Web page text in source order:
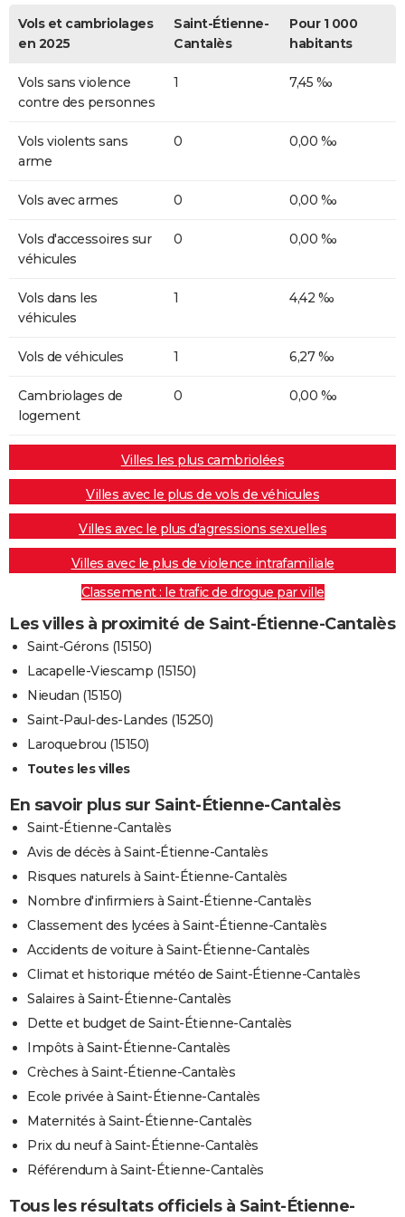
Vols et cambriolages
en 2025
Saint-Étienne-
Cantalès
Pour 1 000
habitants
Vols sans violence
contre des personnes
1 7,45 ‰
Vols violents sans
arme
0 0,00 ‰
Vols avec armes 0 0,00 ‰
Vols d'accessoires sur
véhicules
0 0,00 ‰
Vols dans les
véhicules
1 4,42 ‰
Vols de véhicules 1 6,27 ‰
Cambriolages de
logement
0 0,00 ‰
Villes les plus cambriolées
Villes avec le plus de vols de véhicules
Villes avec le plus d'agressions sexuelles
Villes avec le plus de violence intrafamiliale
Classement : le trafic de drogue par ville
Les villes à proximité de Saint-Étienne-Cantalès
Saint-Gérons (15150)
Lacapelle-Viescamp (15150)
Nieudan (15150)
Saint-Paul-des-Landes (15250)
Laroquebrou (15150)
Toutes les villes
En savoir plus sur Saint-Étienne-Cantalès
Saint-Étienne-Cantalès
Avis de décès à Saint-Étienne-Cantalès
Risques naturels à Saint-Étienne-Cantalès
Nombre d'infirmiers à Saint-Étienne-Cantalès
Classement des lycées à Saint-Étienne-Cantalès
Accidents de voiture à Saint-Étienne-Cantalès
Climat et historique météo de Saint-Étienne-Cantalès
Salaires à Saint-Étienne-Cantalès
Dette et budget de Saint-Étienne-Cantalès
Impôts à Saint-Étienne-Cantalès
Crèches à Saint-Étienne-Cantalès
Ecole privée à Saint-Étienne-Cantalès
Maternités à Saint-Étienne-Cantalès
Prix du neuf à Saint-Étienne-Cantalès
Référendum à Saint-Étienne-Cantalès
Tous les résultats officiels à Saint-Étienne-